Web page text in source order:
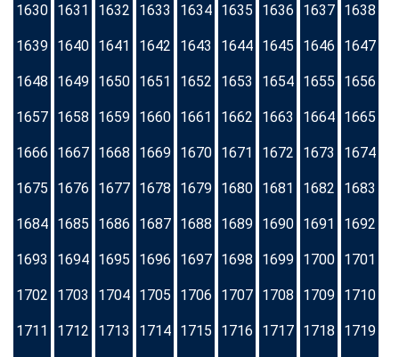
1630 1631 1632 1633 1634 1635 1636 1637 1638
1639 1640 1641 1642 1643 1644 1645 1646 1647
1648 1649 1650 1651 1652 1653 1654 1655 1656
1657 1658 1659 1660 1661 1662 1663 1664 1665
1666 1667 1668 1669 1670 1671 1672 1673 1674
1675 1676 1677 1678 1679 1680 1681 1682 1683
1684 1685 1686 1687 1688 1689 1690 1691 1692
1693 1694 1695 1696 1697 1698 1699 1700 1701
1702 1703 1704 1705 1706 1707 1708 1709 1710
1711 1712 1713 1714 1715 1716 1717 1718 1719